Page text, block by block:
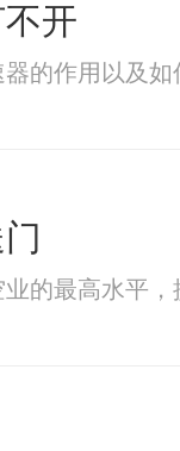
开
的作用以及
的最高水平